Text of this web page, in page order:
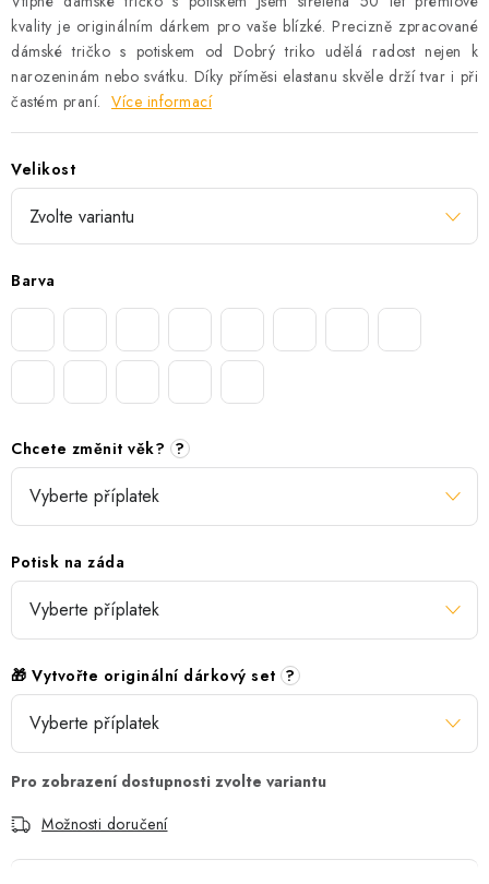
kvality je originálním dárkem pro vaše blízké. Precizně zpracované
dámské tričko s potiskem od Dobrý triko udělá radost nejen k
narozeninám nebo svátku. Díky příměsi elastanu skvěle drží tvar i při
častém praní. Více informací
Velikost
Barva
Chcete změnit věk? ?
Potisk na záda
🎁 Vytvořte originální dárkový set ?
Možnosti doručení